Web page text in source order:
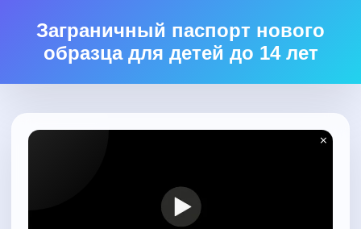
Заграничный паспорт нового
образца для детей до 14 лет